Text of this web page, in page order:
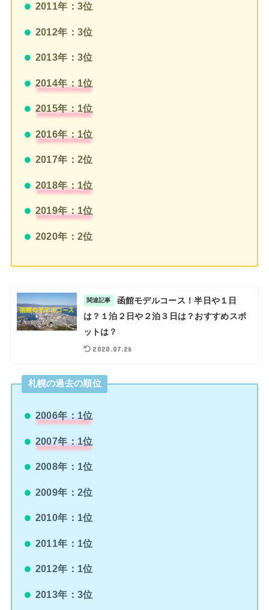
2011年：3位
2012年：3位
2013年：3位
2014年：1位
2015年：1位
2016年：1位
2017年：2位
2018年：1位
2019年：1位
2020年：2位
関連記事
函館モデルコース！半日や１日
は？１泊２日や２泊３日は？おすすめスポ
ットは？
2020.07.26
札幌の過去の順位
2006年：1位
2007年：1位
2008年：1位
2009年：2位
2010年：1位
2011年：1位
2012年：1位
2013年：3位